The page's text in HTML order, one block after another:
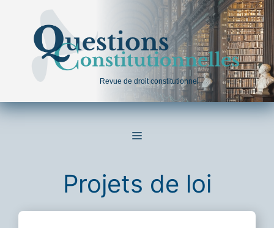
contenu
Revue de droit constitutionnel
MENU
Projets de loi